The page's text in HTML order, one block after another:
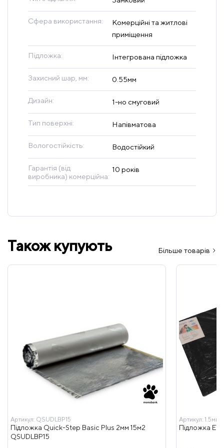
Сфера використання:
Комерційні та житлові
приміщення
Підложка: Інтегрована підложка
Захисний шар, мм: 0.55мм
Дизайн: 1-но смуговий
Тип поверхні: Напівматова
Вологостійкість: Водостійкий
Гарантія (від
виробника) комерційна:
10 років
Також купують Більше товарів
Артикул: QSUDLBP15
Підложка Quick-Step Basic Plus 2мм 15м2
QSUDLBP15
Артикул: 1.5мм
Підложка